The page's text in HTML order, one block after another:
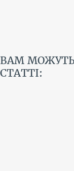
ВАМ МОЖУТЬ
СТАТТІ: